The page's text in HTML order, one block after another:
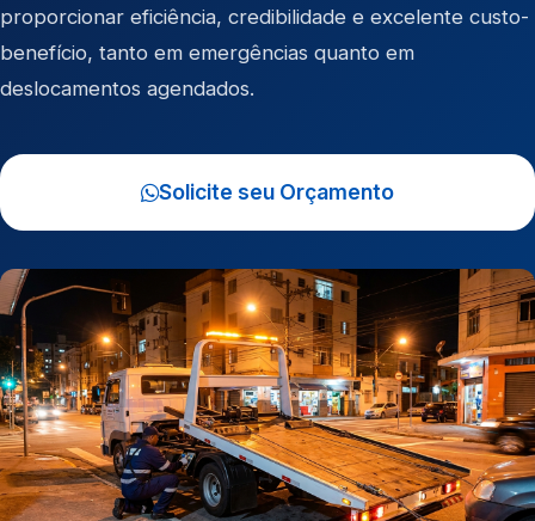
proporcionar eficiência, credibilidade e excelente custo-
benefício, tanto em emergências quanto em
deslocamentos agendados.
Solicite seu Orçamento